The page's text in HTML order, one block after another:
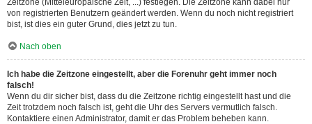
Zeitzone (Mitteleuropäische Zeit, ...) festlegen. Die Zeitzone kann dabei nur
von registrierten Benutzern geändert werden. Wenn du noch nicht registriert
bist, ist dies ein guter Grund, dies jetzt zu tun.
Nach oben
Ich habe die Zeitzone eingestellt, aber die Forenuhr geht immer noch
falsch!
Wenn du dir sicher bist, dass du die Zeitzone richtig eingestellt hast und die
Zeit trotzdem noch falsch ist, geht die Uhr des Servers vermutlich falsch.
Kontaktiere einen Administrator, damit er das Problem beheben kann.